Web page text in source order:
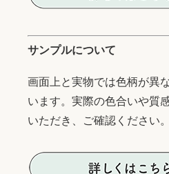
サンプルについて
画面上と実物では色柄が異
います。実際の色合いや質
いただき、ご確認ください。